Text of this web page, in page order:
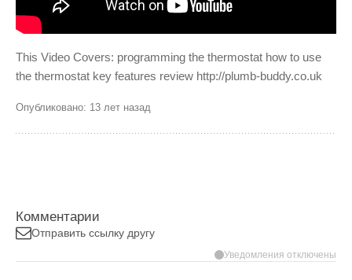
This Video Covers: programming the thermostat how to use
the thermostat key features review http://plumb-buddy.co.uk
Опубликовано: 13 лет назад
Комментарии
Отправить ссылку другу
Уведомления отключены